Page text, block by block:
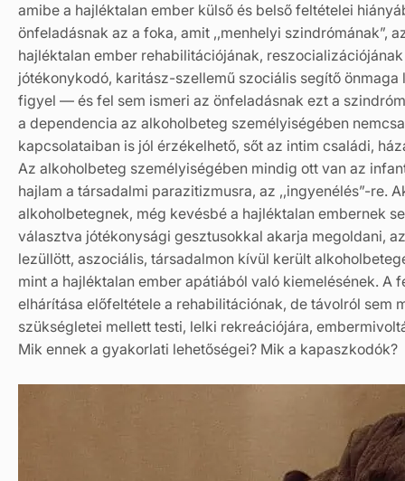
amibe a hajléktalan ember külső és belső feltételei
önfeladásnak az a foka, amit ,,menhelyi szindrómának”,
hajléktalan ember rehabilitációjának,
jótékonykodó, karitász-szellemű szociális segítő
figyel — és fel sem ismeri az önfeladásnak ezt a
a dependencia az alkoholbeteg személyiségében
kapcsolataiban is jól érzékelhető, sőt az intim családi,
Az alkoholbeteg személyiségében mindig ott van az
hajlam a társadalmi parazitizmusra, az ,,ingyenélés”-re.
alkoholbetegnek, még kevésbé a hajléktalan embernek
választva jótékonysági gesztusokkal akarja megoldani,
lezüllött, aszociális, társadalmon kívül került
mint a hajléktalan ember apátiából való kiemelésének. A
elhárítása előfeltétele a rehabilitációnak, de távolról sem
szükségletei mellett testi, lelki rekreációjára,
Mik ennek a gyakorlati lehetőségei? Mik a kapaszkodók?